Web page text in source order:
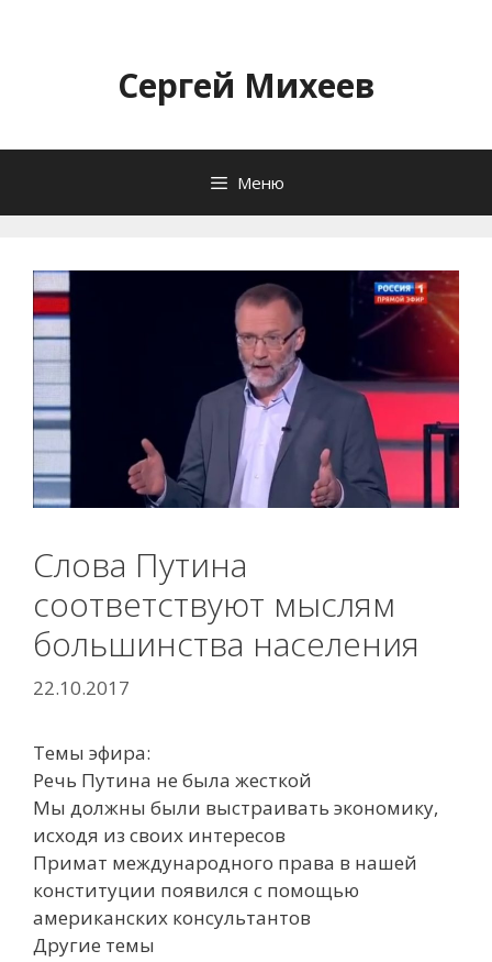
содержимомуСергей Михеев
Меню
Слова Путина
соответствуют мыслям
большинства населения
22.10.2017
Темы эфира:
Речь Путина не была жесткой
Мы должны были выстраивать экономику,
исходя из своих интересов
Примат международного права в нашей
конституции появился с помощью
американских консультантов
Другие темы